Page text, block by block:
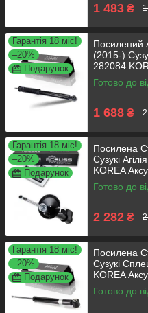
1 483 ₴
Гарантія 18 міс!
–20%
Подарунок
Посилений
(2015-)
282084
Готово до
1 688 ₴
Гарантія 18 міс!
–20%
Подарунок
Посилена
Сузукі
KOREA
Готово до
2 282 ₴
Гарантія 18 міс!
–20%
Подарунок
Посилена
Сузукі
KOREA
Готово до